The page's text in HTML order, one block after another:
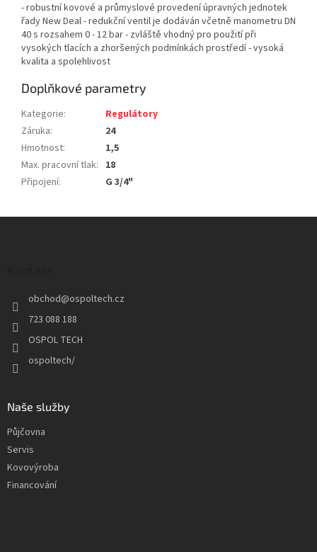
- robustní kovové a průmyslové provedení úpravných jednotek
řady New Deal - redukční ventil je dodáván včetně manometru DN
40 s rozsahem 0 - 12 bar - zvláště vhodný pro použití při
vysokých tlacích a zhoršených podmínkách prostředí - vysoká
kvalita a spolehlivost
Doplňkové parametry
Kategorie:
Regulátory
Záruka:
24
Hmotnost:
1,5
Max. pracovní tlak: 18
Připojení: G 3/4"
obchod@ospoltech.cz
723 088 188
OSPOL TECH
ospoltech/
Naše služby
Půjčovna
Servis
Kovovýroba
Financování